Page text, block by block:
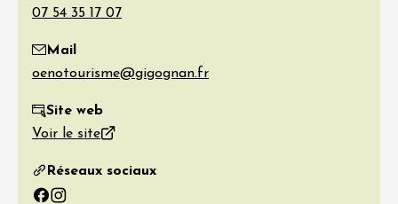
Mail
Site web
Voir le site
Réseaux sociaux